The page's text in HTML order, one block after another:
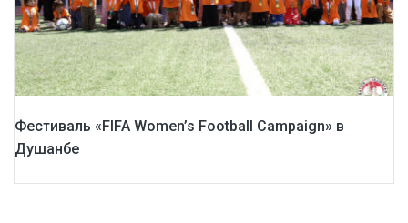
Фестиваль «FIFA Women’s Football Campaign» в
Душанбе